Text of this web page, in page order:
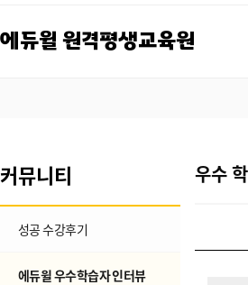
에듀윌 원격평생교육원
커뮤니티
성공 수강후기
에듀윌 우수학습자 인터뷰
우수